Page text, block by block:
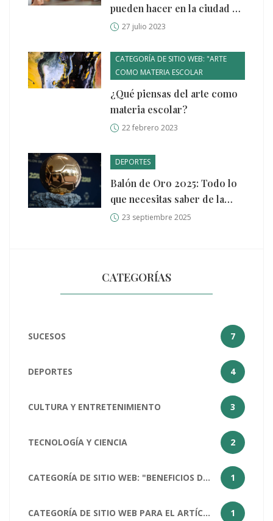
pueden hacer en la ciudad de
Kansas?
27 julio 2023
CATEGORÍA DE SITIO WEB: "ARTE
COMO MATERIA ESCOLAR
¿Qué piensas del arte como
materia escolar?
22 febrero 2023
DEPORTES
Balón de Oro 2025: Todo lo
que necesitas saber de la
gala parisina
23 septiembre 2025
CATEGORÍAS
SUCESOS 7
DEPORTES 4
CULTURA Y ENTRETENIMIENTO 3
TECNOLOGÍA Y CIENCIA 2
CATEGORÍA DE SITIO WEB: "BENEFICIOS DEL ARTE PARA LA SOCIEDAD HUMANA 1
CATEGORÍA DE SITIO WEB PARA EL ARTÍCULO "¿CÓMO ESTÁS?": SALUD Y BIENESTAR 1